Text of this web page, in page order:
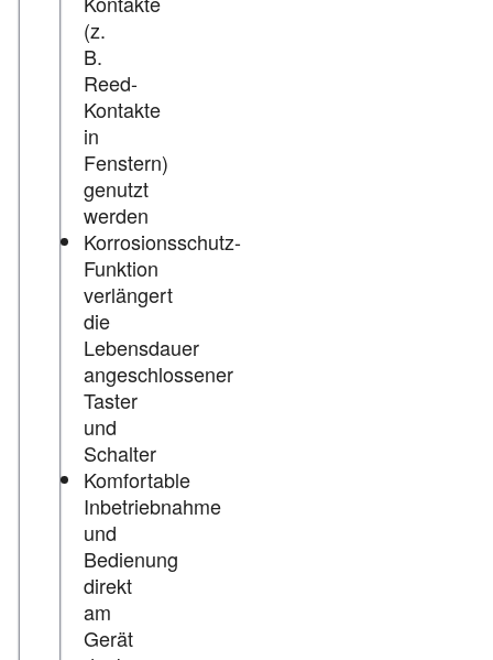
(z.
B.
Reed-
Kontakte
in
Fenstern)
genutzt
werden
Korrosionsschutz-
Funktion
verlängert
die
Lebensdauer
angeschlossener
Taster
und
Schalter
Komfortable
Inbetriebnahme
und
Bedienung
direkt
am
Gerät